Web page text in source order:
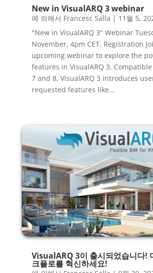
New in VisualARQ 3 webinar
에 의해서 Francesc Salla | 11월 5,
"New in VisualARQ 3" Webinar
November, 4pm CET. Registration
upcoming webinar to explore the
features in VisualARQ 3.
7 and 8, VisualARQ 3 introduces
requested features like...
VisualARQ 3이 출시되었습니다!
크플로를 혁신하세요!